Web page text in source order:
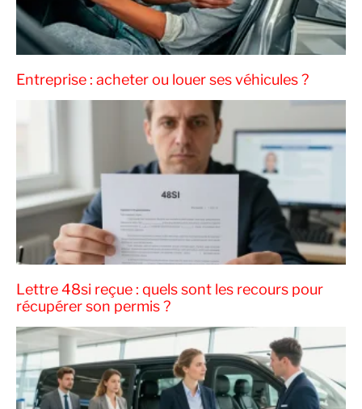
Entreprise : acheter ou louer ses véhicules ?
Lettre 48si reçue : quels sont les recours pour
récupérer son permis ?